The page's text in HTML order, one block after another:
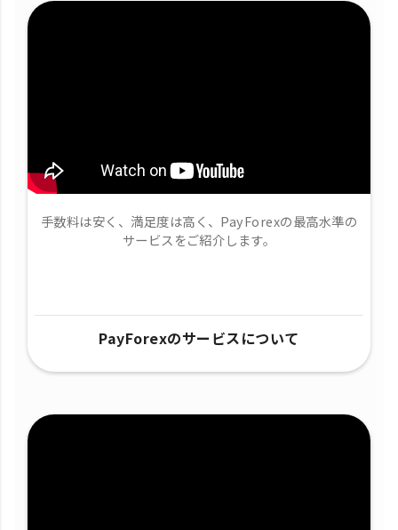
手数料は安く、満足度は高く、PayForexの最高水準の
サービスをご紹介します。
PayForexのサービスについて